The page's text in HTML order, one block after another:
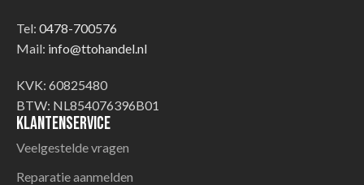
Tel: 0478-700576
Mail: info@ttohandel.nl
KVK: 60825480
BTW: NL854076396B01
Klantenservice
Veelgestelde vragen
Reparatie aanmelden